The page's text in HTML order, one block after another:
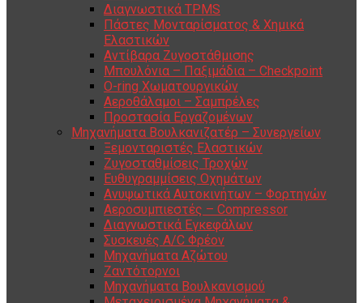
Διαγνωστικά TPMS
Πάστες Μονταρίσματος & Χημικά
Ελαστικών
Αντίβαρα Ζυγοστάθμισης
Μπουλόνια – Παξιμάδια – Checkpoint
O-ring Χωματουργικών
Αεροθάλαμοι – Σαμπρέλες
Προστασία Εργαζομένων
Μηχανήματα Βουλκανιζατέρ – Συνεργείων
Ξεμονταριστές Ελαστικών
Ζυγοσταθμίσεις Τροχών
Ευθυγραμμίσεις Οχημάτων
Ανυψωτικά Αυτοκινήτων – Φορτηγών
Αεροσυμπιεστές – Compressor
Διαγνωστικά Εγκεφάλων
Συσκευές A/C Φρέον
Μηχανήματα Αζώτου
Ζαντότορνοι
Μηχανήματα Βουλκανισμού